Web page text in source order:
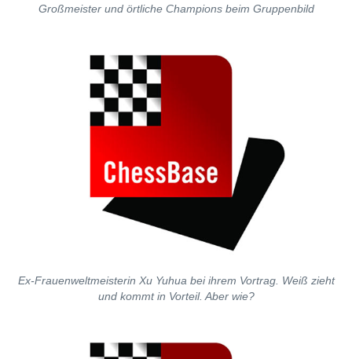
Großmeister und örtliche Champions beim Gruppenbild
Ex-Frauenweltmeisterin Xu Yuhua bei ihrem Vortrag. Weiß zieht
und kommt in Vorteil. Aber wie?